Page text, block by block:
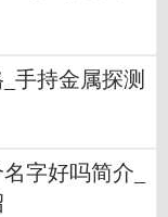
手持金属探测
字好吗简介_